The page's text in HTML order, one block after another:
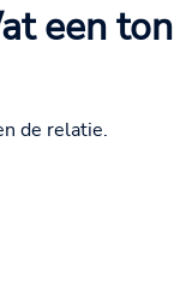
een
de relatie.